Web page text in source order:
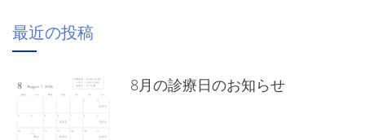
最近の投稿
8月の診療日のお知らせ